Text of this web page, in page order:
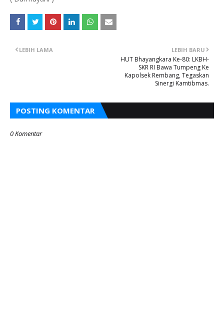
LEBIH BARU
HUT Bhayangkara Ke-80: LKBH-
SKR RI Bawa Tumpeng Ke
Kapolsek Rembang, Tegaskan
Sinergi Kamtibmas.
LEBIH LAMA
POSTING KOMENTAR
0 Komentar